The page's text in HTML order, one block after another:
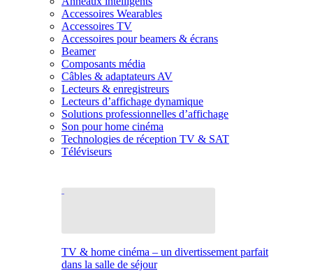
Accessoires Wearables
Accessoires TV
Accessoires pour beamers & écrans
Beamer
Composants média
Câbles & adaptateurs AV
Lecteurs & enregistreurs
Lecteurs d’affichage dynamique
Solutions professionnelles d’affichage
Son pour home cinéma
Technologies de réception TV & SAT
Téléviseurs
TV & home cinéma – un divertissement parfait
dans la salle de séjour